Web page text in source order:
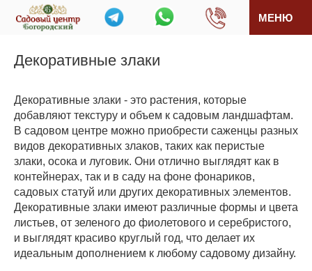
МЕНЮ
Декоративные злаки
Декоративные злаки - это растения, которые
добавляют текстуру и объем к садовым ландшафтам.
В садовом центре можно приобрести саженцы разных
видов декоративных злаков, таких как перистые
злаки, осока и луговик. Они отлично выглядят как в
контейнерах, так и в саду на фоне фонариков,
садовых статуй или других декоративных элементов.
Декоративные злаки имеют различные формы и цвета
листьев, от зеленого до фиолетового и серебристого,
и выглядят красиво круглый год, что делает их
идеальным дополнением к любому садовому дизайну.